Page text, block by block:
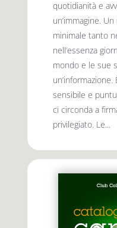
quotidianità e
un’immagine.
minimale tanto
nell’essenza
mondo e le sue
sensibile e
ci circonda a
privilegiato. Le...